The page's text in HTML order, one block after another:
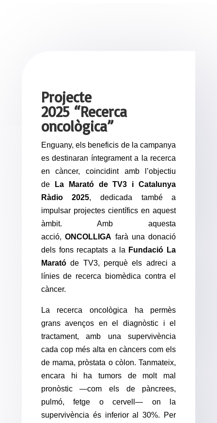
Projecte
2025 “Recerca
oncològica”
Enguany, els beneficis de la campanya
es destinaran íntegrament a la recerca
en càncer, coincidint amb l’objectiu
de
La Marató de TV3 i Catalunya
Ràdio 2025, dedicada també a
impulsar projectes científics en aquest
àmbit. Amb aquesta
acció,ONCOLLIGA farà una donació
dels fons recaptats a la Fundació La
Maratóde TV3, perquè els adreci a
línies de recerca biomèdica contra el
càncer.
La recerca oncològica ha permès
grans avenços en el diagnòstic i el
tractament, amb una supervivència
cada cop més alta en càncers com els
de mama, pròstata o còlon. Tanmateix,
encara hi ha tumors de molt mal
pronòstic —com els de pàncrees,
pulmó, fetge o cervell— on la
supervivència és inferior al 30%. Per